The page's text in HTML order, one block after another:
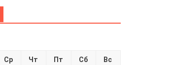
Ср Чт Пт Сб Вс